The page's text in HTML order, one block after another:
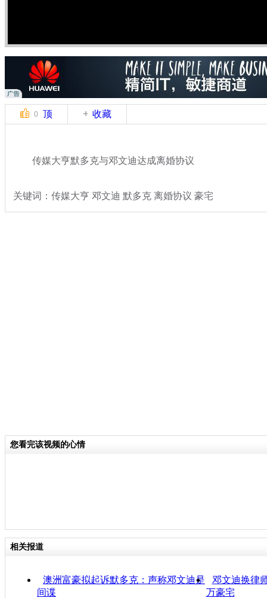
0 顶 收藏
传媒大亨默多克与邓文迪达成离婚协议
关键词：传媒大亨 邓文迪 默多克 离婚协议 豪宅
您看完该视频的心情
相关报道
澳洲富豪拟起诉默多克：声称邓文迪是
间谍
邓文迪换律
万豪宅